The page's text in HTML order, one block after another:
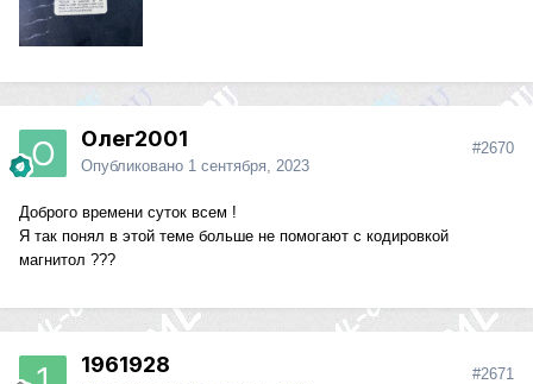
Олег2001
Опубликовано 1 сентября, 2023
#2670
Доброго времени суток всем !
Я так понял в этой теме больше не помогают с кодировкой
магнитол ???
1961928 #2671